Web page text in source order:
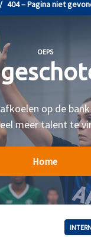
404 – Pagina niet
OEPS
op de
meer talent te
Home